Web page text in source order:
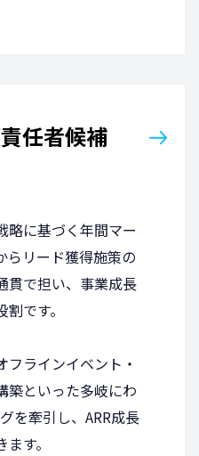
任者候補
略に基づく年間マー
らリード獲得施策の
貫で担い、事業成長
です。
ラインイベント・
築といった多岐にわ
を牽引し、ARR成長
す。